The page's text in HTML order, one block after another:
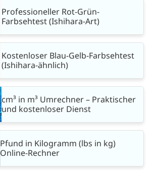
Professioneller Rot-Grün-
Farbsehtest (Ishihara-Art)
Kostenloser Blau-Gelb-Farbsehtest
(Ishihara-ähnlich)
cm³ in m³ Umrechner – Praktischer
und kostenloser Dienst
Pfund in Kilogramm (lbs in kg)
Online-Rechner